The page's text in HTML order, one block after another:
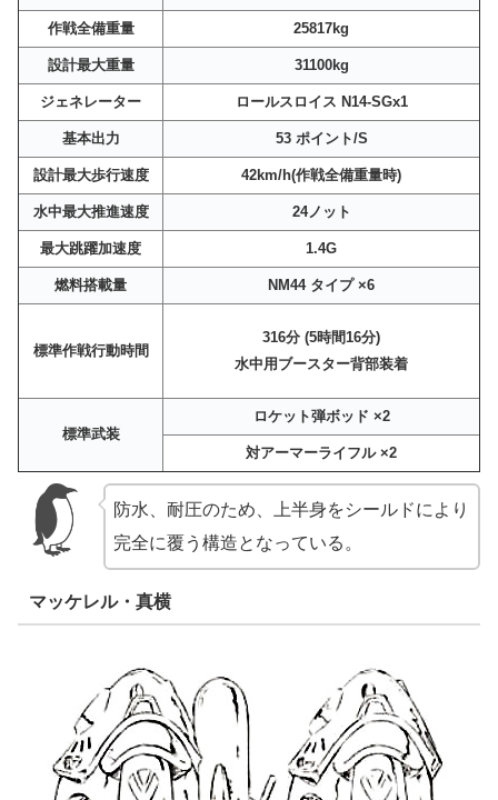
作戦全備重量 25817kg
設計最大重量 31100kg
ジェネレーター ロールスロイス N14-SGx1
基本出力 53 ポイント/S
設計最大歩行速度 42km/h(作戦全備重量時)
水中最大推進速度 24ノット
最大跳躍加速度 1.4G
燃料搭載量 NM44 タイプ ×6
標準作戦行動時間
316分 (5時間16分)
水中用ブースター背部装着
標準武装
ロケット弾ボッド ×2
対アーマーライフル ×2
防水、耐圧のため、上半身をシールドにより
完全に覆う構造となっている。
マッケレル・真横